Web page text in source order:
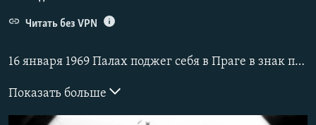
поиску
ТЕЛЕПРОЕКТ КРЫМ.РЕАЛИИ
Qırımtatar
ПРИСОЕДИНЯЙТЕСЬ!
16 января 1969 Палах поджег себя в Праге в знак протеста против вторжения войск Варшавского договора в Чехословакию в 1968 году. Двадцатилетний студент университета умер от ожогов через три дня.
Показать больше
Читать без VPN